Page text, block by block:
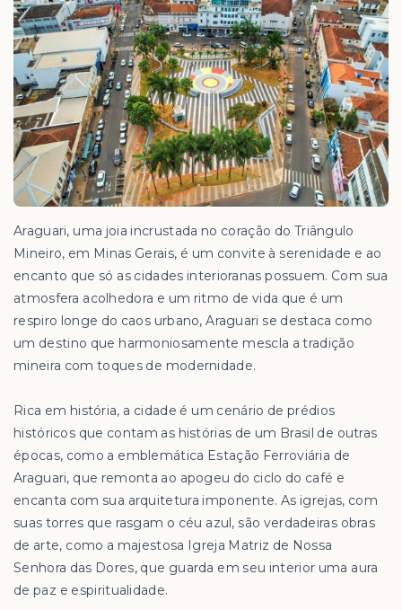
Araguari, uma joia incrustada no coração do Triângulo
Mineiro, em Minas Gerais, é um convite à serenidade e ao
encanto que só as cidades interioranas possuem. Com sua
atmosfera acolhedora e um ritmo de vida que é um
respiro longe do caos urbano, Araguari se destaca como
um destino que harmoniosamente mescla a tradição
mineira com toques de modernidade.
Rica em história, a cidade é um cenário de prédios
históricos que contam as histórias de um Brasil de outras
épocas, como a emblemática Estação Ferroviária de
Araguari, que remonta ao apogeu do ciclo do café e
encanta com sua arquitetura imponente. As igrejas, com
suas torres que rasgam o céu azul, são verdadeiras obras
de arte, como a majestosa Igreja Matriz de Nossa
Senhora das Dores, que guarda em seu interior uma aura
de paz e espiritualidade.